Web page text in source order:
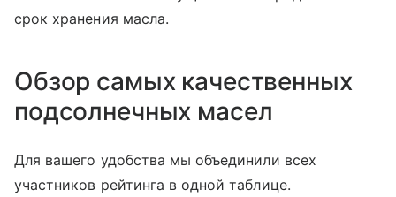
срок хранения масла.
Обзор самых качественных
подсолнечных масел
Для вашего удобства мы объединили всех
участников рейтинга в одной таблице.